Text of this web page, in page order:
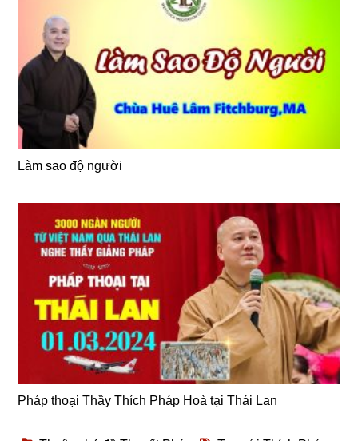
Làm sao độ người
Pháp thoại Thầy Thích Pháp Hoà tại Thái Lan